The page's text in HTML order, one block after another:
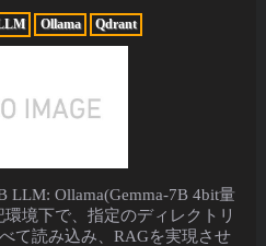
Ollama Qdrant
LLM: Ollama(Gemma-7B 4bit量
境下で、指定のディレクトリ
て読み込み、RAGを実現させ